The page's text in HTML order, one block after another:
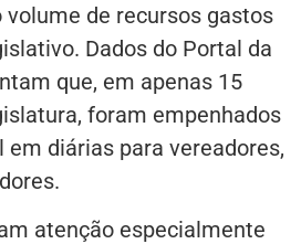
volume de recursos gastos
Dados do Portal da
que, em apenas 15
foram empenhados
em diárias para vereadores,
atenção especialmente